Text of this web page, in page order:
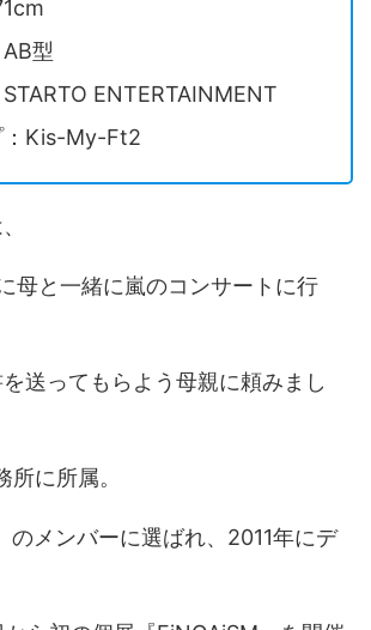
型
ENTERTAINMENT
：Kis-My-Ft2
母と一緒に嵐のコンサートに行
送ってもらよう母親に頼みまし
に所属。
のメンバーに選ばれ、2011年にデ